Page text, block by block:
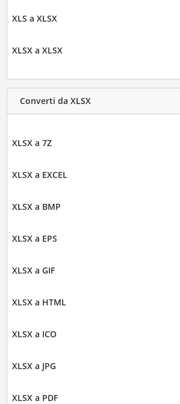
XLS a XLSX
XLSX a XLSX
Converti da XLSX
XLSX a 7Z
XLSX a EXCEL
XLSX a BMP
XLSX a EPS
XLSX a GIF
XLSX a HTML
XLSX a ICO
XLSX a JPG
XLSX a PDF